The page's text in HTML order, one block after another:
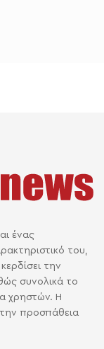
ένας
του,
την
συνολικά το
χρηστών. Η
προσπάθεια